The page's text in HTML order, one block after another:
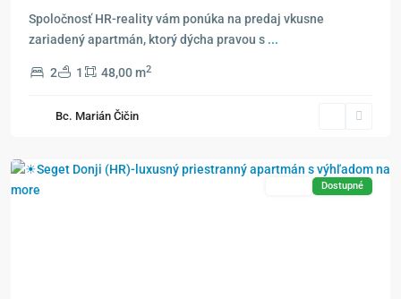
Spoločnosť HR-reality vám ponúka na predaj vkusne
zariadený apartmán, ktorý dýcha pravou s ...
2 1 48,00 m2
Bc. Marián Čičin
Exkluzívne Dostupné